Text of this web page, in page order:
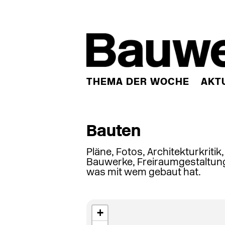
THEMA DER WOCHE
Bauten
Pläne, Fotos,
Bauwerke,
was mit wem gebaut hat.
+